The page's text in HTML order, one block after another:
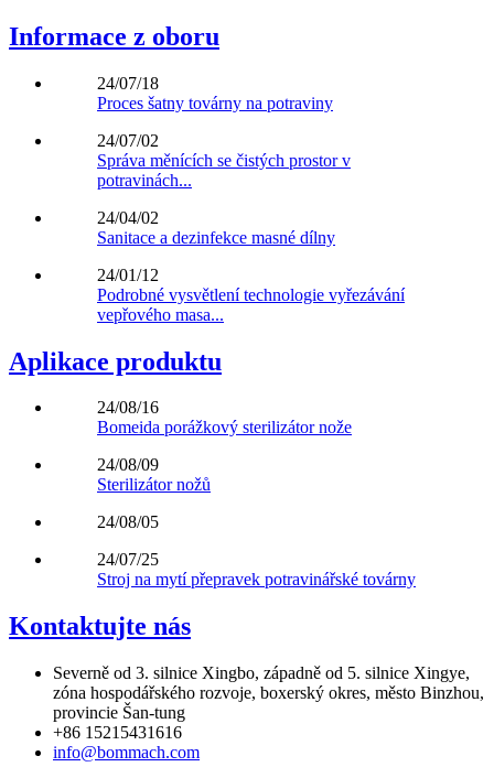
Informace z oboru
24/07/18
Proces šatny továrny na potraviny
24/07/02
Správa měnících se čistých prostor v
potravinách...
24/04/02
Sanitace a dezinfekce masné dílny
24/01/12
Podrobné vysvětlení technologie vyřezávání
vepřového masa...
Aplikace produktu
24/08/16
Bomeida porážkový sterilizátor nože
24/08/09
Sterilizátor nožů
24/08/05
24/07/25
Stroj na mytí přepravek potravinářské továrny
Kontaktujte nás
Severně od 3. silnice Xingbo, západně od 5. silnice Xingye,
zóna hospodářského rozvoje, boxerský okres, město Binzhou,
provincie Šan-tung
+86 15215431616
info@bommach.com